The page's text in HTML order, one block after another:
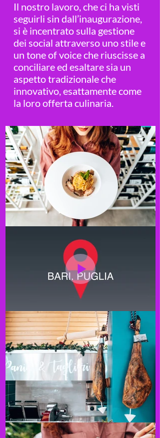
Il nostro lavoro, che ci ha visti
seguirli sin dall’inaugurazione,
si è incentrato sulla gestione
dei social attraverso uno stile e
un tone of voice che riuscisse a
conciliare ed esaltare sia un
aspetto tradizionale che
innovativo, esattamente come
la loro offerta culinaria.